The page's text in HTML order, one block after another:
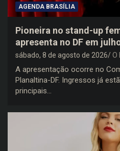
AGENDA BRASÍLIA
Pioneira no stand-up
apresenta no DF em
sábado, 8 de agosto de 2026 O
A apresentação ocorre no
Planaltina-DF. Ingressos já
principais…